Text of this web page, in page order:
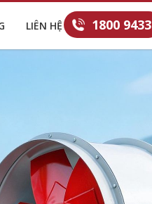
LIÊN HỆ 1800 9433